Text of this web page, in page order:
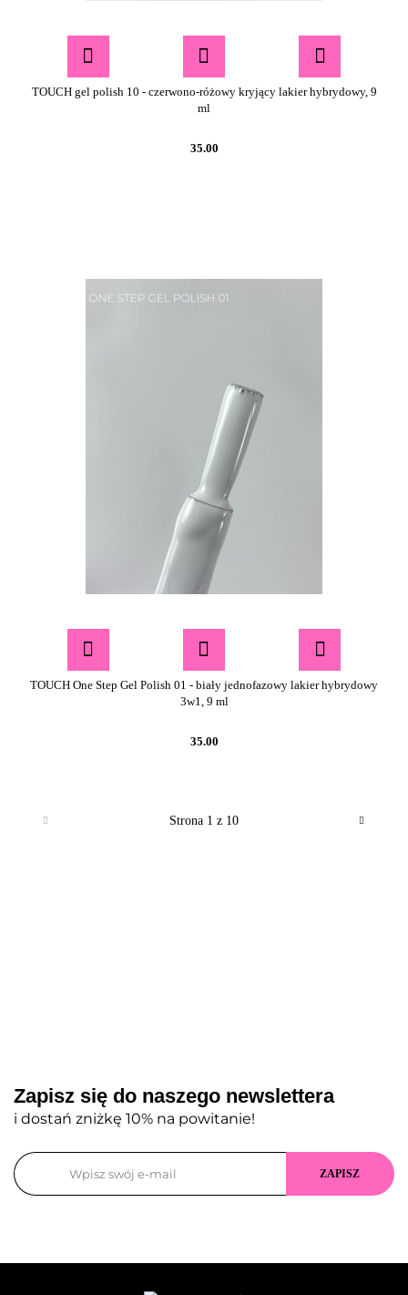
TOUCH gel polish 10 - czerwono-różowy kryjący lakier hybrydowy, 9
ml
35.00
TOUCH One Step Gel Polish 01 - biały jednofazowy lakier hybrydowy
3w1, 9 ml
35.00
Zapisz się do naszego newslettera
i dostań zniżkę 10% na powitanie!